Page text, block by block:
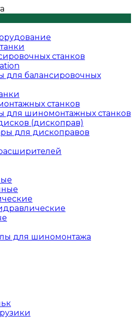
станков
для балансировочных
станков
для шиномонтажных станков
(дископрав)
для дископравов
для шиномонтажа